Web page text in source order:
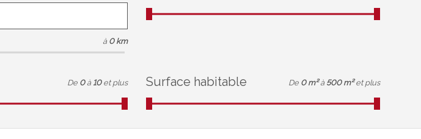
à 0 km
De 0 à 10 et plus Surface habitable De 0 m² à 500 m² et plus